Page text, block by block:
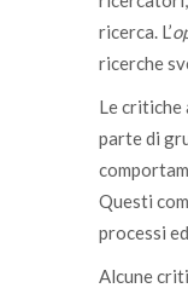
ricerca. L’
ricerche
Le critiche
parte di
Questi
processi
Alcune